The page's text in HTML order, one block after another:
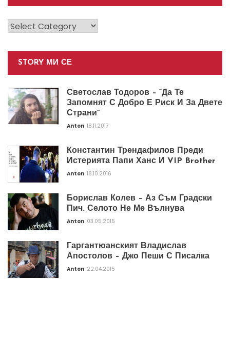
Категории
STORY МИ СЕ
Светослав Тодоров – “Да Те
Запомнят С Добро Е Риск И За Двете
Страни”
Anton 18.11.2017
Константин Трендафилов Преди
Истерията Папи Ханс И VIP Brother
Anton 18.10.2016
Борислав Колев – Аз Съм Градски
Пич. Селото Не Ме Вълнува
Anton 03.05.2015
Гаргантюанският Владислав
Апостолов – Джо Пеши С Писалка
Anton 22.04.2015